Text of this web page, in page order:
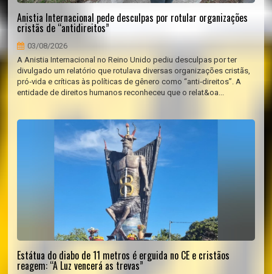
Anistia Internacional pede desculpas por rotular organizações
cristãs de “antidireitos”
03/08/2026
A Anistia Internacional no Reino Unido pediu desculpas por ter
divulgado um relatório que rotulava diversas organizações cristãs,
pró‑vida e críticas às políticas de gênero como “anti‑direitos”. A
entidade de direitos humanos reconheceu que o relat&oa...
Estátua do diabo de 11 metros é erguida no CE e cristãos
reagem: “A Luz vencerá as trevas”